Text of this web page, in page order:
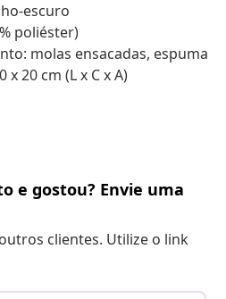
escuro
poliéster)
molas ensacadas, espuma
x 20 cm (L x C x A)
e gostou? Envie uma
clientes. Utilize o link